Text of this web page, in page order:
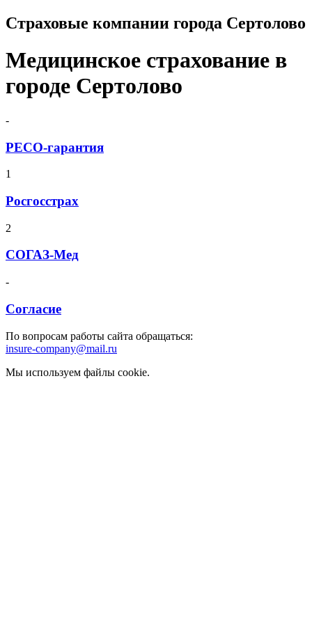
Страховые компании города Сертолово
Медицинское страхование в
городе Сертолово
-
РЕСО-гарантия
1
Росгосстрах
2
СОГАЗ-Мед
-
Согласие
По вопросам работы сайта обращаться:
insure-company@mail.ru
Мы используем файлы cookie.